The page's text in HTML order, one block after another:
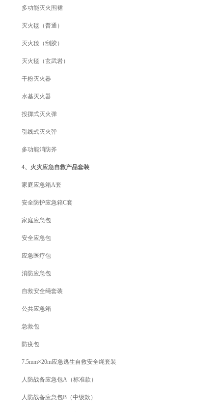
多功能灭火围裙
灭火毯（普通）
灭火毯（刮胶）
灭火毯（玄武岩）
干粉灭火器
水基灭火器
投掷式灭火弹
引线式灭火弹
多功能消防斧
4、火灾应急自救产品套装
家庭应急箱A套
安全防护应急箱C套
家庭应急包
安全应急包
应急医疗包
消防应急包
自救安全绳套装
公共应急箱
急救包
防疫包
7.5mm×20m应急逃生自救安全绳套装
人防战备应急包A（标准款）
人防战备应急包B（中级款）